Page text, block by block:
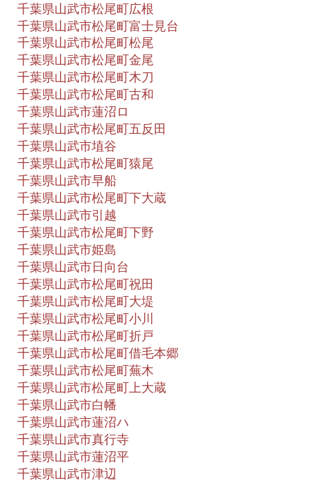
千葉県山武市松尾町広根
千葉県山武市松尾町富士見台
千葉県山武市松尾町松尾
千葉県山武市松尾町金尾
千葉県山武市松尾町木刀
千葉県山武市松尾町古和
千葉県山武市蓮沼ロ
千葉県山武市松尾町五反田
千葉県山武市埴谷
千葉県山武市松尾町猿尾
千葉県山武市早船
千葉県山武市松尾町下大蔵
千葉県山武市引越
千葉県山武市松尾町下野
千葉県山武市姫島
千葉県山武市日向台
千葉県山武市松尾町祝田
千葉県山武市松尾町大堤
千葉県山武市松尾町小川
千葉県山武市松尾町折戸
千葉県山武市松尾町借毛本郷
千葉県山武市松尾町蕪木
千葉県山武市松尾町上大蔵
千葉県山武市白幡
千葉県山武市蓮沼ハ
千葉県山武市真行寺
千葉県山武市蓮沼平
千葉県山武市津辺